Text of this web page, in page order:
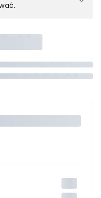
jedną z ofert z listy
dla każdego
z nami,by złożyć